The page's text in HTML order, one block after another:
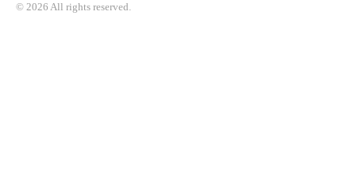
© 2026 All rights reserved.